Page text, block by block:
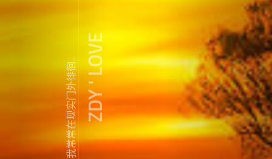
我常常在现实门外徘徊...ZDY ' LOVE